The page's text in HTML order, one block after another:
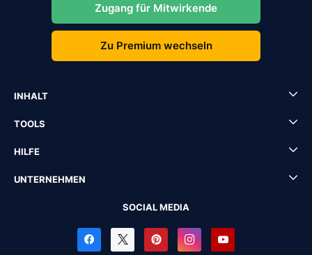
Zugang für Mitwirkende
Zu Premium wechseln
INHALT
TOOLS
HILFE
UNTERNEHMEN
SOCIAL MEDIA